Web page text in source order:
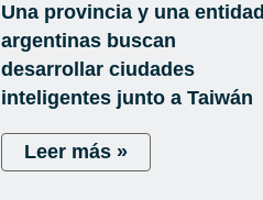
Una provincia y una entidad
argentinas buscan
desarrollar ciudades
inteligentes junto a Taiwán
Leer más »